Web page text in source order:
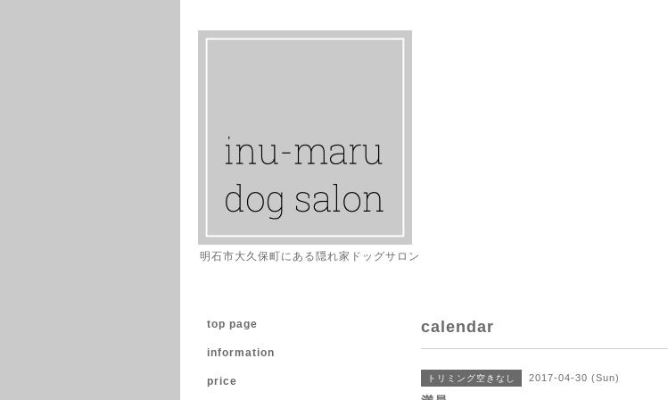
明石市大久保町にある隠れ家ドッグサロン
calendar
トリミング空きなし 2017-04-30 (Sun)
top page
information
price